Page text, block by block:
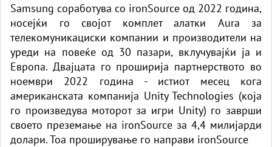
Samsung соработува со ironSource од 2022 година,
носејќи го својот комплет алатки Aura за
телекомуникациски компании и производители на
уреди на повеќе од 30 пазари, вклучувајќи ја и
Европа. Двајцата го проширија партнерството во
ноември 2022 година - истиот месец кога
американската компанија Unity Technologies (која
го произведува моторот за игри Unity) го заврши
своето преземање на ironSource за 4,4 милијарди
долари. Тоа проширување го направи ironSource